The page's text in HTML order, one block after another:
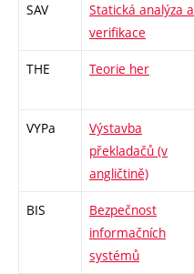
SAV
Statická analýza a
verifikace
THE Teorie her
VYPa
Výstavba
překladačů (v
angličtině)
BIS
Bezpečnost
informačních
systémů